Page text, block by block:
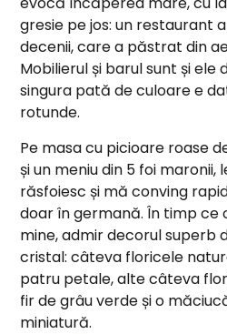
gresie pe jos: un restaurant
decenii, care a păstrat din
Mobilierul și barul sunt și ele
singura pată de culoare e
rotunde.
Pe masa cu picioare roase
și un meniu din 5 foi maronii,
răsfoiesc și mă conving
doar în germană. În timp ce
mine, admir decorul superb
cristal: câteva floricele
patru petale, alte câteva
fir de grâu verde și o
miniatură.